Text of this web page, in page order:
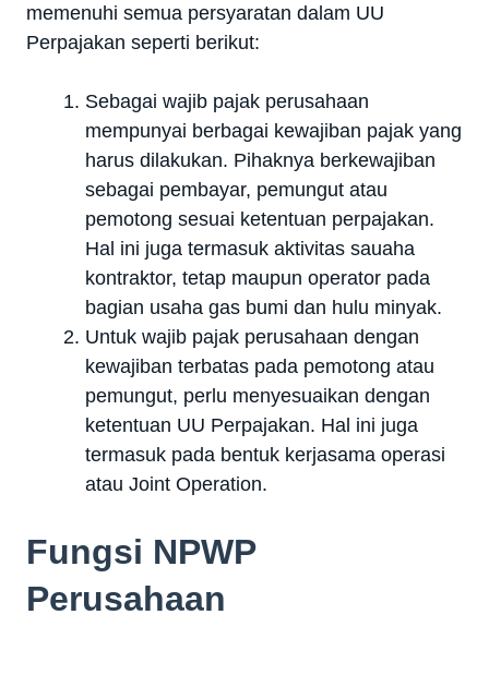
memenuhi semua persyaratan dalam UU
Perpajakan seperti berikut:
Sebagai wajib pajak perusahaan
mempunyai berbagai kewajiban pajak yang
harus dilakukan. Pihaknya berkewajiban
sebagai pembayar, pemungut atau
pemotong sesuai ketentuan perpajakan.
Hal ini juga termasuk aktivitas sauaha
kontraktor, tetap maupun operator pada
bagian usaha gas bumi dan hulu minyak.
Untuk wajib pajak perusahaan dengan
kewajiban terbatas pada pemotong atau
pemungut, perlu menyesuaikan dengan
ketentuan UU Perpajakan. Hal ini juga
termasuk pada bentuk kerjasama operasi
atau Joint Operation.
Fungsi NPWP
Perusahaan